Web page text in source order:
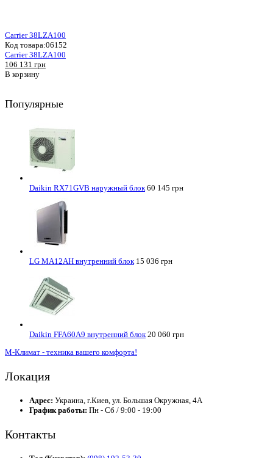
Carrier 38LZA100
Код товара:06152
Carrier 38LZA100
106 131 грн
В корзину
Популярные
Daikin RX71GVB наружный блок 60 145 грн
LG MA12AH внутренний блок 15 036 грн
Daikin FFA60A9 внутренний блок 20 060 грн
М-Климат - техника вашего комфорта!
Локация
Адрес: Украина, г.Киев, ул. Большая Окружная, 4А
График работы: Пн - Сб / 9:00 - 19:00
Контакты